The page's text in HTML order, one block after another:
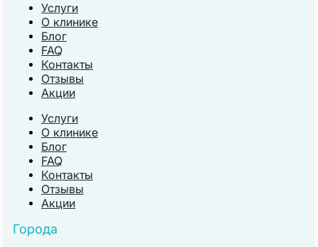
Услуги
О клинике
Блог
FAQ
Контакты
Отзывы
Акции
Услуги
О клинике
Блог
FAQ
Контакты
Отзывы
Акции
Города